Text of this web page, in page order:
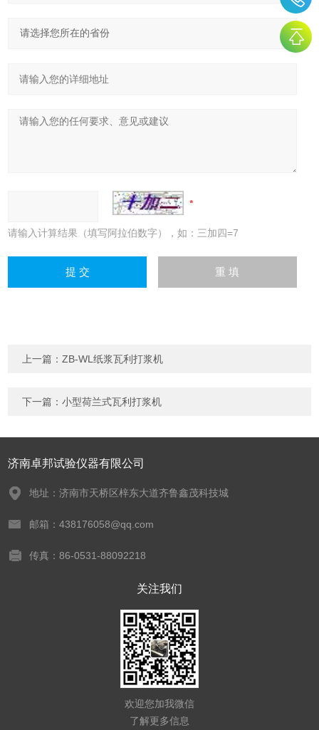
请输入计算结果（填写阿拉伯数字），如：三加四=7
上一篇：ZB-WL纸浆瓦利打浆机
下一篇：小型荷兰式瓦利打浆机
济南卓邦试验仪器有限公司
地址：济南市天桥区梓东大道齐鲁鑫茂科技城
邮箱：438176058@qq.com
传真：86-0531-88092218
关注我们
欢迎您加我微信
了解更多信息